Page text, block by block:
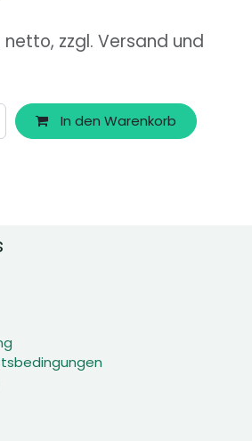
netto, zzgl. Versand und
In den Warenkorb